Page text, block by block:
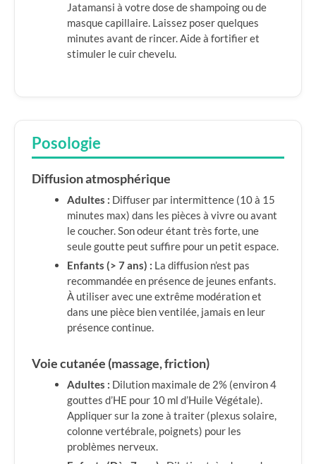
Jatamansi à votre dose de shampoing ou de
masque capillaire. Laissez poser quelques
minutes avant de rincer. Aide à fortifier et
stimuler le cuir chevelu.
Posologie
Diffusion atmosphérique
Adultes : Diffuser par intermittence (10 à 15
minutes max) dans les pièces à vivre ou avant
le coucher. Son odeur étant très forte, une
seule goutte peut suffire pour un petit espace.
Enfants (> 7 ans) : La diffusion n’est pas
recommandée en présence de jeunes enfants.
À utiliser avec une extrême modération et
dans une pièce bien ventilée, jamais en leur
présence continue.
Voie cutanée (massage, friction)
Adultes : Dilution maximale de 2% (environ 4
gouttes d’HE pour 10 ml d’Huile Végétale).
Appliquer sur la zone à traiter (plexus solaire,
colonne vertébrale, poignets) pour les
problèmes nerveux.